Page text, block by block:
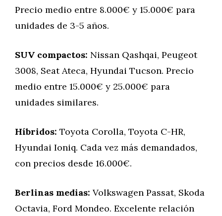
Precio medio entre 8.000€ y 15.000€ para
unidades de 3-5 años.
SUV compactos: Nissan Qashqai, Peugeot
3008, Seat Ateca, Hyundai Tucson. Precio
medio entre 15.000€ y 25.000€ para
unidades similares.
Híbridos: Toyota Corolla, Toyota C-HR,
Hyundai Ioniq. Cada vez más demandados,
con precios desde 16.000€.
Berlinas medias: Volkswagen Passat, Skoda
Octavia, Ford Mondeo. Excelente relación